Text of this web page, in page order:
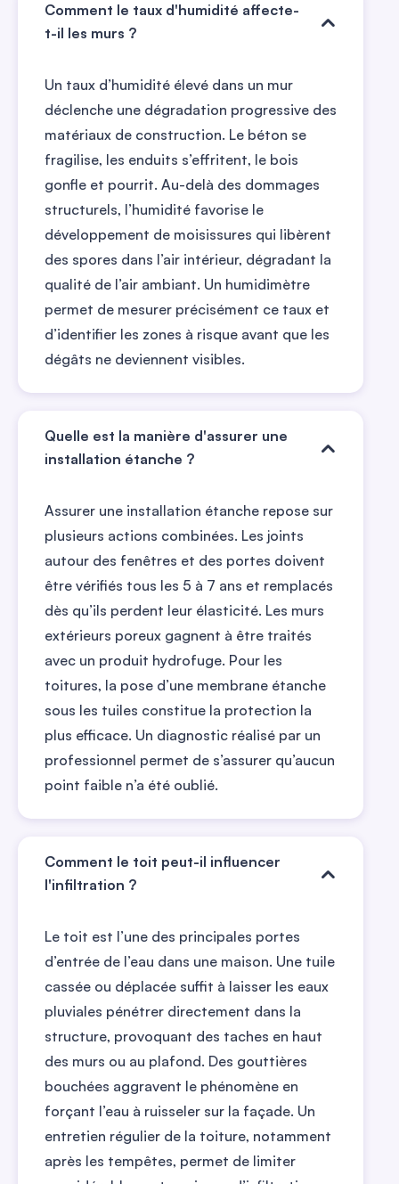
Comment le taux d'humidité affecte-
t-il les murs ?
Un taux d’humidité élevé dans un mur
déclenche une dégradation progressive des
matériaux de construction. Le béton se
fragilise, les enduits s’effritent, le bois
gonfle et pourrit. Au-delà des dommages
structurels, l’humidité favorise le
développement de moisissures qui libèrent
des spores dans l’air intérieur, dégradant la
qualité de l’air ambiant. Un humidimètre
permet de mesurer précisément ce taux et
d’identifier les zones à risque avant que les
dégâts ne deviennent visibles.
Quelle est la manière d'assurer une
installation étanche ?
Assurer une installation étanche repose sur
plusieurs actions combinées. Les joints
autour des fenêtres et des portes doivent
être vérifiés tous les 5 à 7 ans et remplacés
dès qu’ils perdent leur élasticité. Les murs
extérieurs poreux gagnent à être traités
avec un produit hydrofuge. Pour les
toitures, la pose d’une membrane étanche
sous les tuiles constitue la protection la
plus efficace. Un diagnostic réalisé par un
professionnel permet de s’assurer qu’aucun
point faible n’a été oublié.
Comment le toit peut-il influencer
l'infiltration ?
Le toit est l’une des principales portes
d’entrée de l’eau dans une maison. Une tuile
cassée ou déplacée suffit à laisser les eaux
pluviales pénétrer directement dans la
structure, provoquant des taches en haut
des murs ou au plafond. Des gouttières
bouchées aggravent le phénomène en
forçant l’eau à ruisseler sur la façade. Un
entretien régulier de la toiture, notamment
après les tempêtes, permet de limiter